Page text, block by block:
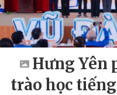
Hưng Yên
trào học